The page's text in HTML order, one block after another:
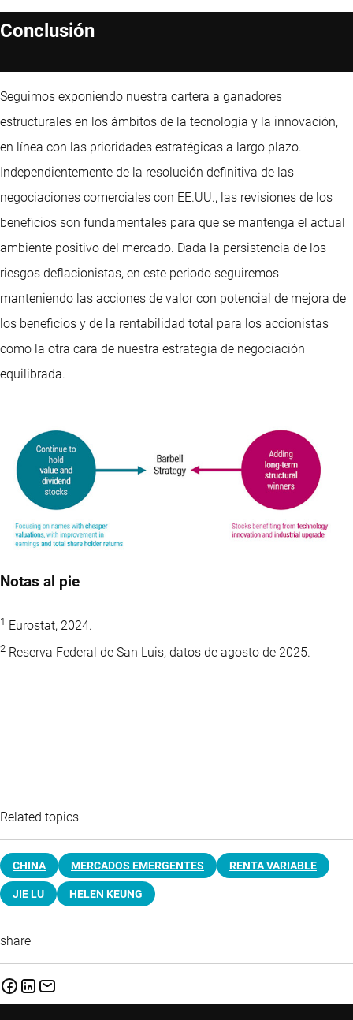
Conclusión
Seguimos exponiendo nuestra cartera a ganadores
estructurales en los ámbitos de la tecnología y la innovación,
en línea con las prioridades estratégicas a largo plazo.
Independientemente de la resolución definitiva de las
negociaciones comerciales con EE.UU., las revisiones de los
beneficios son fundamentales para que se mantenga el actual
ambiente positivo del mercado. Dada la persistencia de los
riesgos deflacionistas, en este periodo seguiremos
manteniendo las acciones de valor con potencial de mejora de
los beneficios y de la rentabilidad total para los accionistas
como la otra cara de nuestra estrategia de negociación
equilibrada.
Notas al pie
1 Eurostat, 2024.
2 Reserva Federal de San Luis, datos de agosto de 2025.
Related topics
CHINA MERCADOS EMERGENTES RENTA VARIABLE
JIE LU HELEN KEUNG
share